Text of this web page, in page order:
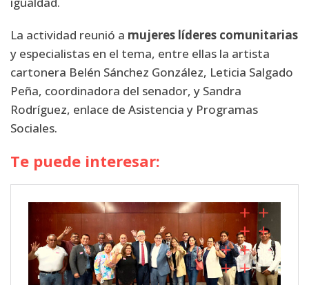
La actividad reunió a mujeres líderes comunitarias
y especialistas en el tema, entre ellas la artista
cartonera Belén Sánchez González, Leticia Salgado
Peña, coordinadora del senador, y Sandra
Rodríguez, enlace de Asistencia y Programas
Sociales.
Te puede interesar: